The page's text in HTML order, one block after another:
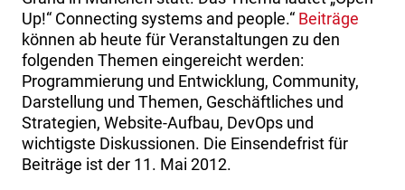
Up!“ Connecting systems and people.“ Beiträge
können ab heute für Veranstaltungen zu den
folgenden Themen eingereicht werden:
Programmierung und Entwicklung, Community,
Darstellung und Themen, Geschäftliches und
Strategien, Website-Aufbau, DevOps und
wichtigste Diskussionen. Die Einsendefrist für
Beiträge ist der 11. Mai 2012.